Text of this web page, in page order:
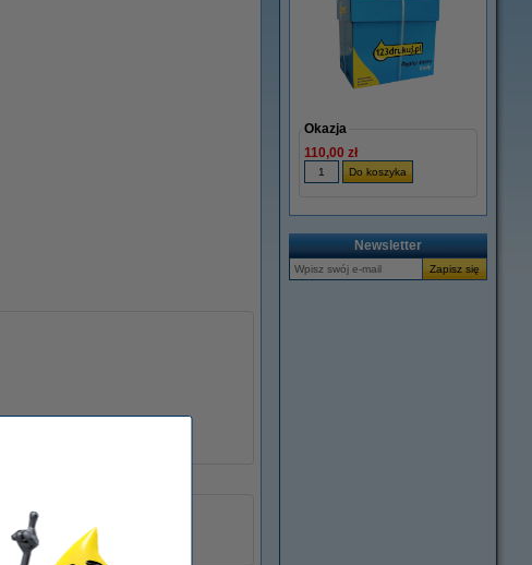
powiększ
Folia PP
1 szt.
Okazja
110,00 zł
Newsletter